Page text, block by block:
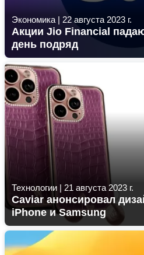
Экономика | 22 августа 2023 г.
Акции Jio Financial
день подряд
Технологии | 21 августа 2023 г.
Caviar анонсировал
iPhone и Samsung